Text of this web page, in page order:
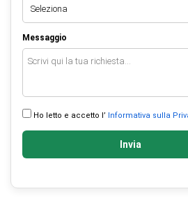
Messaggio
Ho letto e accetto l’ Informativa sulla
Invia